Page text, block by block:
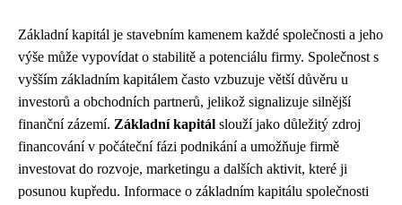
Základní kapitál je stavebním kamenem každé společnosti a jeho
výše může vypovídat o stabilitě a potenciálu firmy. Společnost s
vyšším základním kapitálem často vzbuzuje větší důvěru u
investorů a obchodních partnerů, jelikož signalizuje silnější
finanční zázemí. Základní kapitál slouží jako důležitý zdroj
financování v počáteční fázi podnikání a umožňuje firmě
investovat do rozvoje, marketingu a dalších aktivit, které ji
posunou kupředu. Informace o základním kapitálu společnosti